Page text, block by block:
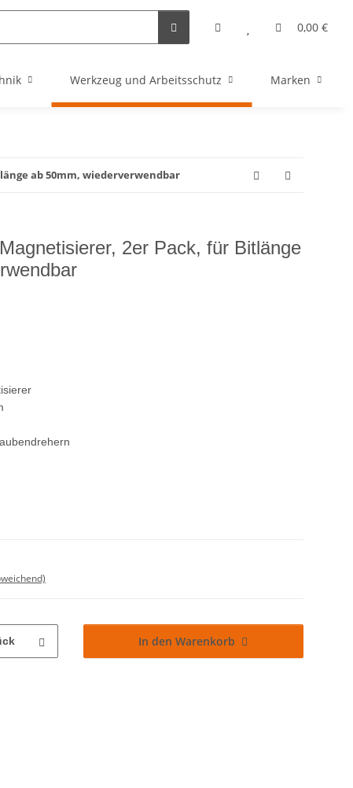
0,00 €
Werkzeug und Arbeitsschutz Marken
ab 50mm, wiederverwendbar
2er Pack, für Bitlänge
In den Warenkorb